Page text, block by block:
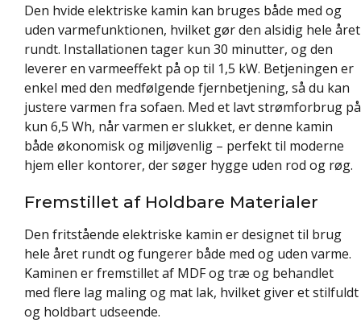
Den hvide elektriske kamin kan bruges både med og
uden varmefunktionen, hvilket gør den alsidig hele året
rundt. Installationen tager kun 30 minutter, og den
leverer en varmeeffekt på op til 1,5 kW. Betjeningen er
enkel med den medfølgende fjernbetjening, så du kan
justere varmen fra sofaen. Med et lavt strømforbrug på
kun 6,5 Wh, når varmen er slukket, er denne kamin
både økonomisk og miljøvenlig – perfekt til moderne
hjem eller kontorer, der søger hygge uden rod og røg.
Fremstillet af Holdbare Materialer
Den fritstående elektriske kamin er designet til brug
hele året rundt og fungerer både med og uden varme.
Kaminen er fremstillet af MDF og træ og behandlet
med flere lag maling og mat lak, hvilket giver et stilfuldt
og holdbart udseende.